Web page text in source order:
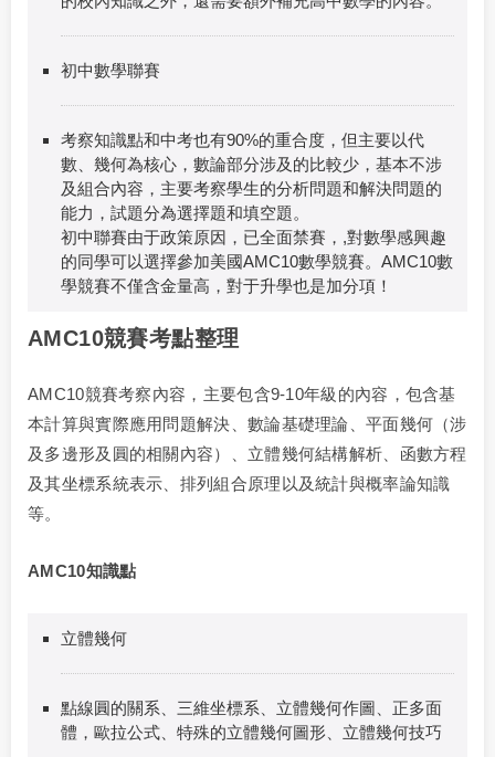
初中數學聯賽
考察知識點和中考也有90%的重合度，但主要以代
數、幾何為核心，數論部分涉及的比較少，基本不涉
及組合內容，主要考察學生的分析問題和解決問題的
能力，試題分為選擇題和填空題。
初中聯賽由于政策原因，已全面禁賽，,對數學感興趣
的同學可以選擇參加美國AMC10數學競賽。AMC10數
學競賽不僅含金量高，對于升學也是加分項！
AMC10競賽考點整理
AMC10競賽考察內容，主要包含9-10年級的內容，包含基
本計算與實際應用問題解決、數論基礎理論、平面幾何（涉
及多邊形及圓的相關內容）、立體幾何結構解析、函數方程
及其坐標系統表示、排列組合原理以及統計與概率論知識
等。
AMC10知識點
立體幾何
點線圓的關系、三維坐標系、立體幾何作圖、正多面
體，歐拉公式、特殊的立體幾何圖形、立體幾何技巧